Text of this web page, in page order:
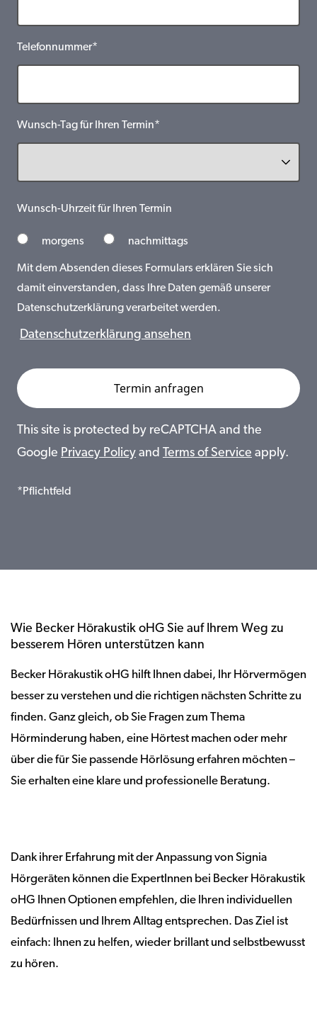
Telefonnummer*
Wunsch-Tag für Ihren Termin*
Wunsch-Uhrzeit für Ihren Termin
morgens nachmittags
Mit dem Absenden dieses Formulars erklären Sie sich
damit einverstanden, dass Ihre Daten gemäß unserer
Datenschutzerklärung verarbeitet werden.
Datenschutzerklärung ansehen
This site is protected by reCAPTCHA and the
Google Privacy Policy and Terms of Service apply.
*Pflichtfeld
Wie Becker Hörakustik oHG Sie auf Ihrem Weg zu
besserem Hören unterstützen kann
Becker Hörakustik oHG hilft Ihnen dabei, Ihr Hörvermögen
besser zu verstehen und die richtigen nächsten Schritte zu
finden. Ganz gleich, ob Sie Fragen zum Thema
Hörminderung haben, eine Hörtest machen oder mehr
über die für Sie passende Hörlösung erfahren möchten –
Sie erhalten eine klare und professionelle Beratung.
Dank ihrer Erfahrung mit der Anpassung von Signia
Hörgeräten können die ExpertInnen bei Becker Hörakustik
oHG Ihnen Optionen empfehlen, die Ihren individuellen
Bedürfnissen und Ihrem Alltag entsprechen. Das Ziel ist
einfach: Ihnen zu helfen, wieder brillant und selbstbewusst
zu hören.